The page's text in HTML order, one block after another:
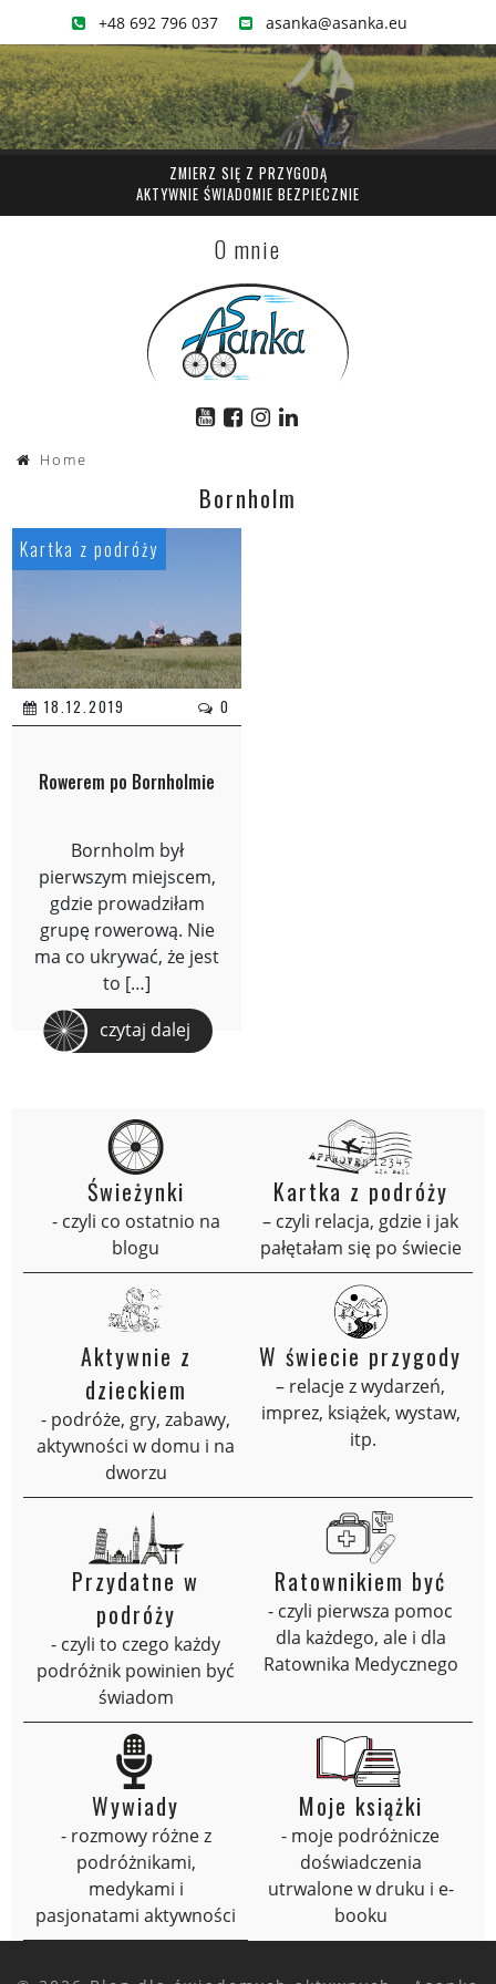
+48 692 796 037 asanka@asanka.eu
ZMIERZ SIĘ Z PRZYGODĄ
AKTYWNIE ŚWIADOMIE BEZPIECZNIE
O mnie
Home
Bornholm
Kartka z podróży
18.12.2019 0
Rowerem po Bornholmie
Bornholm był
pierwszym miejscem,
gdzie prowadziłam
grupę rowerową. Nie
ma co ukrywać, że jest
to […]
czytaj dalej
Świeżynki
- czyli co ostatnio na
blogu
Kartka z podróży
– czyli relacja, gdzie i jak
pałętałam się po świecie
Aktywnie z
dzieckiem
- podróże, gry, zabawy,
aktywności w domu i na
dworzu
W świecie przygody
– relacje z wydarzeń,
imprez, książek, wystaw,
itp.
Przydatne w
podróży
- czyli to czego każdy
podróżnik powinien być
świadom
Ratownikiem być
- czyli pierwsza pomoc
dla każdego, ale i dla
Ratownika Medycznego
Wywiady
- rozmowy różne z
podróżnikami,
medykami i
pasjonatami aktywności
Moje książki
- moje podróżnicze
doświadczenia
utrwalone w druku i e-
booku